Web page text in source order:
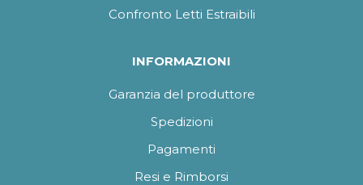
Confronto Letti Estraibili
INFORMAZIONI
Garanzia del produttore
Spedizioni
Pagamenti
Resi e Rimborsi